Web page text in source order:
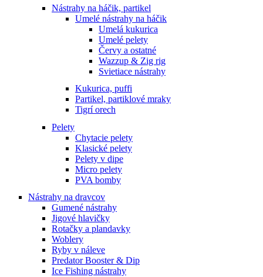
Nástrahy na háčik, partikel
Umelé nástrahy na háčik
Umelá kukurica
Umelé pelety
Červy a ostatné
Wazzup & Zig rig
Svietiace nástrahy
Kukurica, puffi
Partikel, partiklové mraky
Tigrí orech
Pelety
Chytacie pelety
Klasické pelety
Pelety v dipe
Micro pelety
PVA bomby
Nástrahy na dravcov
Gumené nástrahy
Jigové hlavičky
Rotačky a plandavky
Woblery
Ryby v náleve
Predator Booster & Dip
Ice Fishing nástrahy